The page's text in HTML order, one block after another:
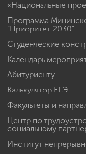
«Национальные
Программа
"Приоритет 2030"
Студенческие
Календарь
Абитуриенту
Калькулятор ЕГЭ
Факультеты и
Центр по
социальному
Институт